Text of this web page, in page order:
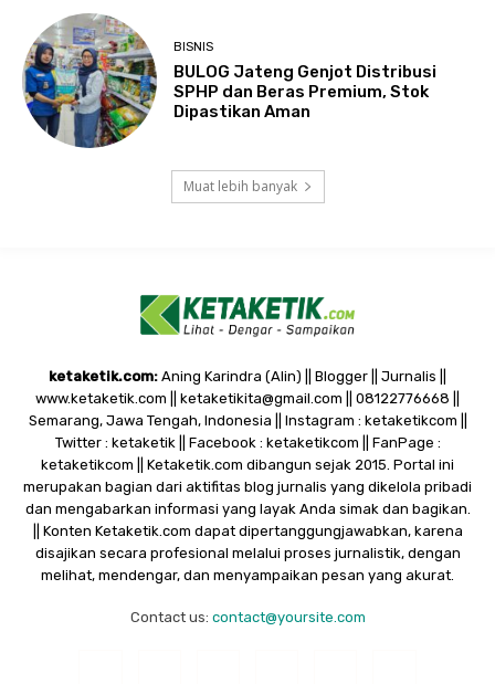
BISNIS
BULOG Jateng Genjot Distribusi
SPHP dan Beras Premium, Stok
Dipastikan Aman
Muat lebih banyak
ketaketik.com: Aning Karindra (Alin) || Blogger || Jurnalis ||
www.ketaketik.com || ketaketikita@gmail.com || 08122776668 ||
Semarang, Jawa Tengah, Indonesia || Instagram : ketaketikcom ||
Twitter : ketaketik || Facebook : ketaketikcom || FanPage :
ketaketikcom || Ketaketik.com dibangun sejak 2015. Portal ini
merupakan bagian dari aktifitas blog jurnalis yang dikelola pribadi
dan mengabarkan informasi yang layak Anda simak dan bagikan.
|| Konten Ketaketik.com dapat dipertanggungjawabkan, karena
disajikan secara profesional melalui proses jurnalistik, dengan
melihat, mendengar, dan menyampaikan pesan yang akurat.
Contact us: contact@yoursite.com